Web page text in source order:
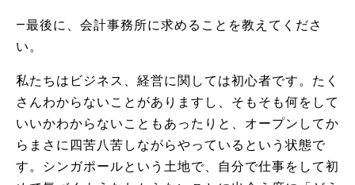
―最後に、会計事務所に求めることを教えてくださ
い。
私たちはビジネス、経営に関しては初心者です。たく
さんわからないことがありますし、そもそも何をして
いいかわからないこともあったりと、オープンしてか
らまさに四苦八苦しながらやっているという状態で
す。シンガポールという土地で、自分で仕事をして初